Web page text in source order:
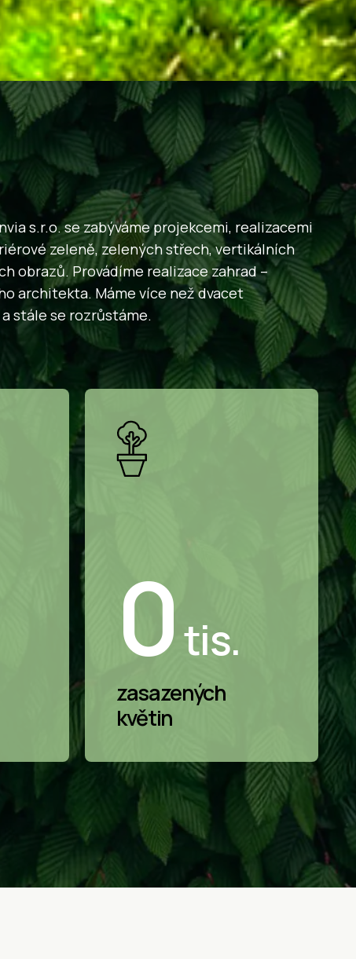
s.r.o. se zabýváme projekcemi, realizacemi
zeleně, zelených střech, vertikálních
obrazů. Provádíme realizace zahrad –
architekta. Máme více než dvacet
stále se rozrůstáme.
0 tis.
zasazených
květin